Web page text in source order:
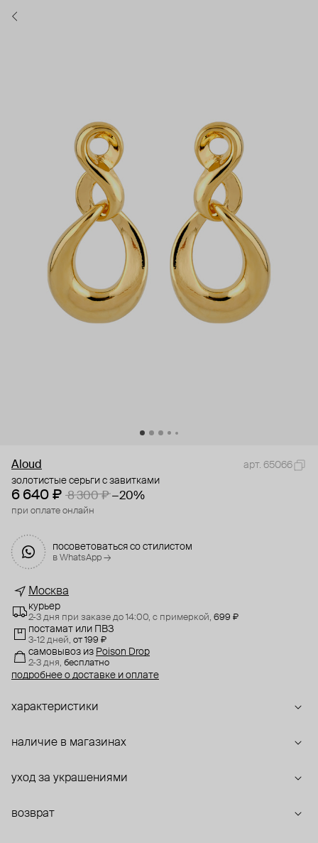
Aloud
арт. 65066
золотистые серьги с завитками
6 640 ₽ 8 300 ₽ −20%
при оплате онлайн
посоветоваться со стилистом
в WhatsApp →
Москва
курьер
2-3 дня при заказе до 14:00, с примеркой, 699 ₽
постамат или ПВЗ
3-12 дней, от 199 ₽
самовывоз из Poison Drop
2-3 дня, бесплатно
подробнее о доставке и оплате
характеристики
наличие в магазинах
уход за украшениями
возврат